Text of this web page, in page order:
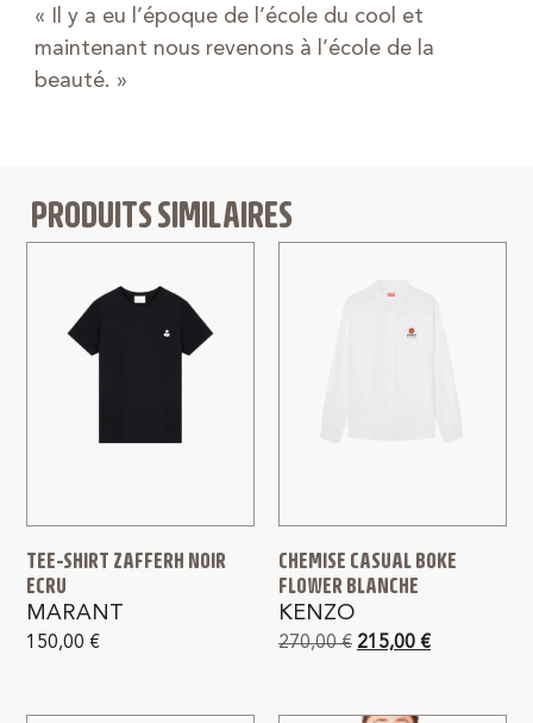
« Il y a eu l’époque de l’école du cool et
maintenant nous revenons à l’école de la
beauté. »
PRODUITS SIMILAIRES
TEE-SHIRT ZAFFERH NOIR
ECRU
MARANT
150,00 €
CHEMISE CASUAL BOKE
FLOWER BLANCHE
KENZO
270,00€ 215,00 €